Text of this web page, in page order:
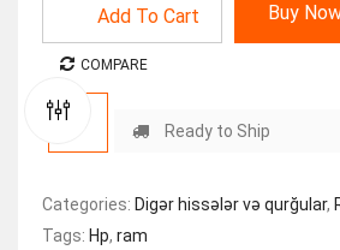
Add To Cart Buy
COMPARE
Ready to Ship
Categories: Digər hissələr və qurğular,
Tags: Hp, ram